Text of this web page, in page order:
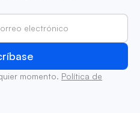
momento. Política de